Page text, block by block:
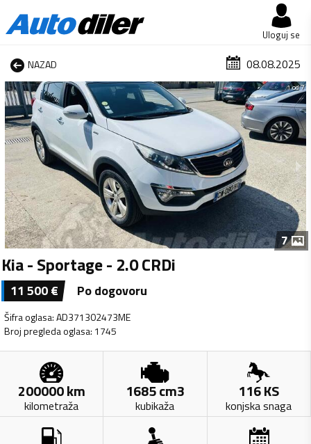
Uloguj se
NAZAD 08.08.2025
1 od 7
7
Kia - Sportage - 2.0 CRDi
11 500€ Po dogovoru
Šifra oglasa:AD371302473ME
Broj pregleda oglasa: 1745
200000km
kilometraža
1685cm3
kubikaža
116KS
konjska snaga